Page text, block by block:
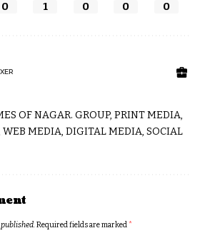
0 1 0 0 0
OF NAGAR. GROUP, PRINT MEDIA,
MEDIA, DIGITAL MEDIA, SOCIAL
Required fields are marked*